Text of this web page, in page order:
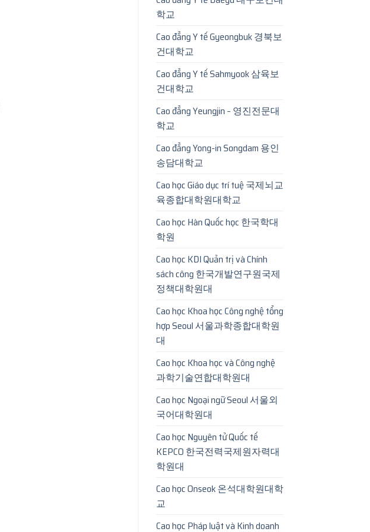
학교
Cao đẳng Y tế Gyeongbuk 경북보
건대학교
Cao đẳng Y tế Sahmyook 삼육보
건대학교
Cao đẳng Yeungjin – 영진전문대
학교
Cao đẳng Yong-in Songdam 용인
송담대학교
Cao học Giáo dục trí tuệ 국제뇌교
육종합대학원대학교
Cao học Hàn Quốc học 한국학대
학원
Cao học KDI Quản trị và Chính
sách công 한국개발연구원국제
정책대학원대
Cao học Khoa học Công nghệ tổng
hợp Seoul 서울과학종합대학원
대
Cao học Khoa học và Công nghệ
과학기술연합대학원대
Cao học Ngoại ngữ Seoul 서울외
국어대학원대
Cao học Nguyên tử Quốc tế
KEPCO 한국전력국제원자력대
학원대
Cao học Onseok 온석대학원대학
교
Cao học Pháp luật và Kinh doanh